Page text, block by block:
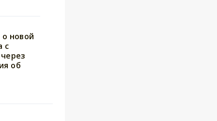
новой
с
об